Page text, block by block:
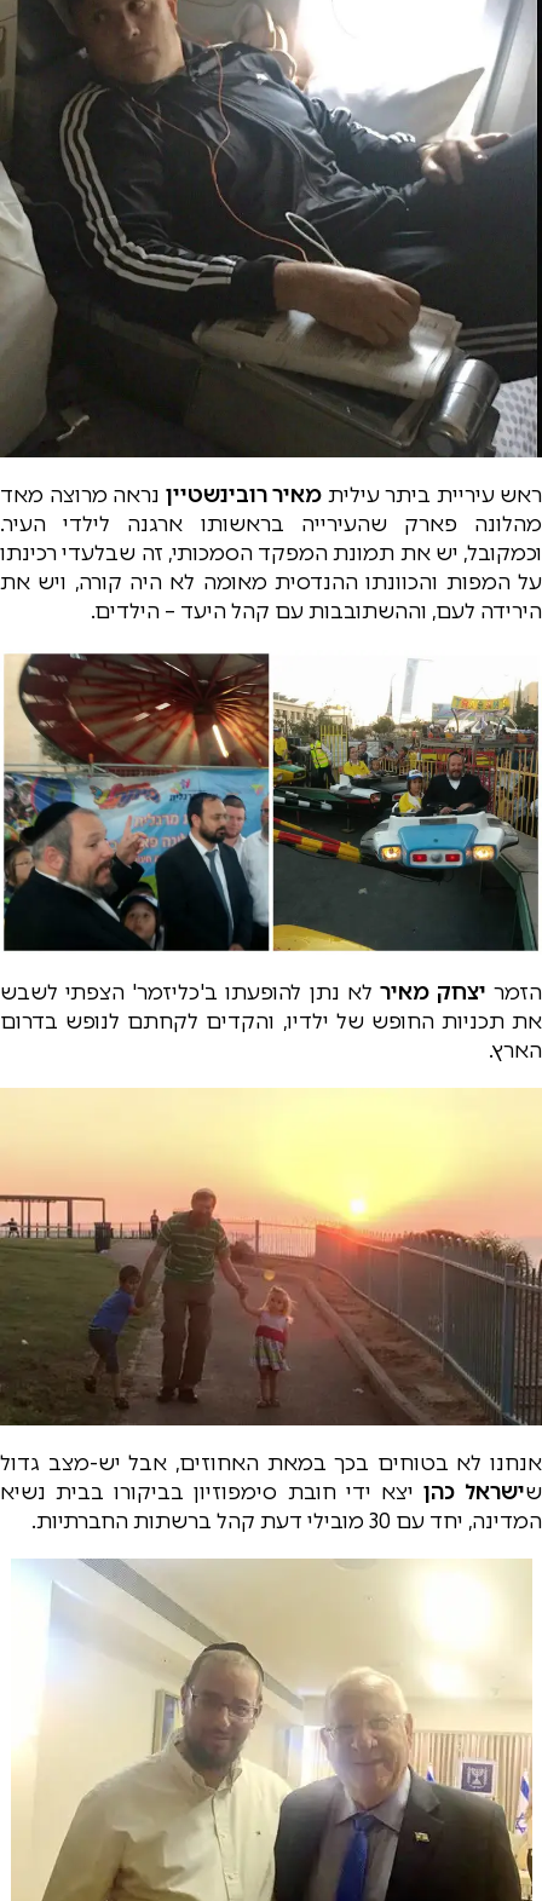
ראש עיריית ביתר עילית מאיר רובינשטיין נראה מרוצה מאד
מהלונה פארק שהעירייה בראשותו ארגנה לילדי העיר.
וכמקובל, יש את תמונת המפקד הסמכותי, זה שבלעדי רכינתו
על המפות והכוונתו ההנדסית מאומה לא היה קורה, ויש את
הירידה לעם, וההשתובבות עם קהל היעד – הילדים.
הזמר יצחק מאיר לא נתן להופעתו ב'כליזמר' הצפתי לשבש
את תכניות החופש של ילדיו, והקדים לקחתם לנופש בדרום
הארץ.
אנחנו לא בטוחים בכך במאת האחוזים, אבל יש-מצב גדול
שישראל כהן יצא ידי חובת סימפוזיון בביקורו בבית נשיא
המדינה, יחד עם 30 מובילי דעת קהל ברשתות החברתיות.